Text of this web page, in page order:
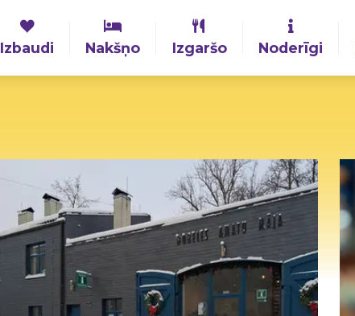
Izbaudi Nakšņo Izgaršo Noderīgi